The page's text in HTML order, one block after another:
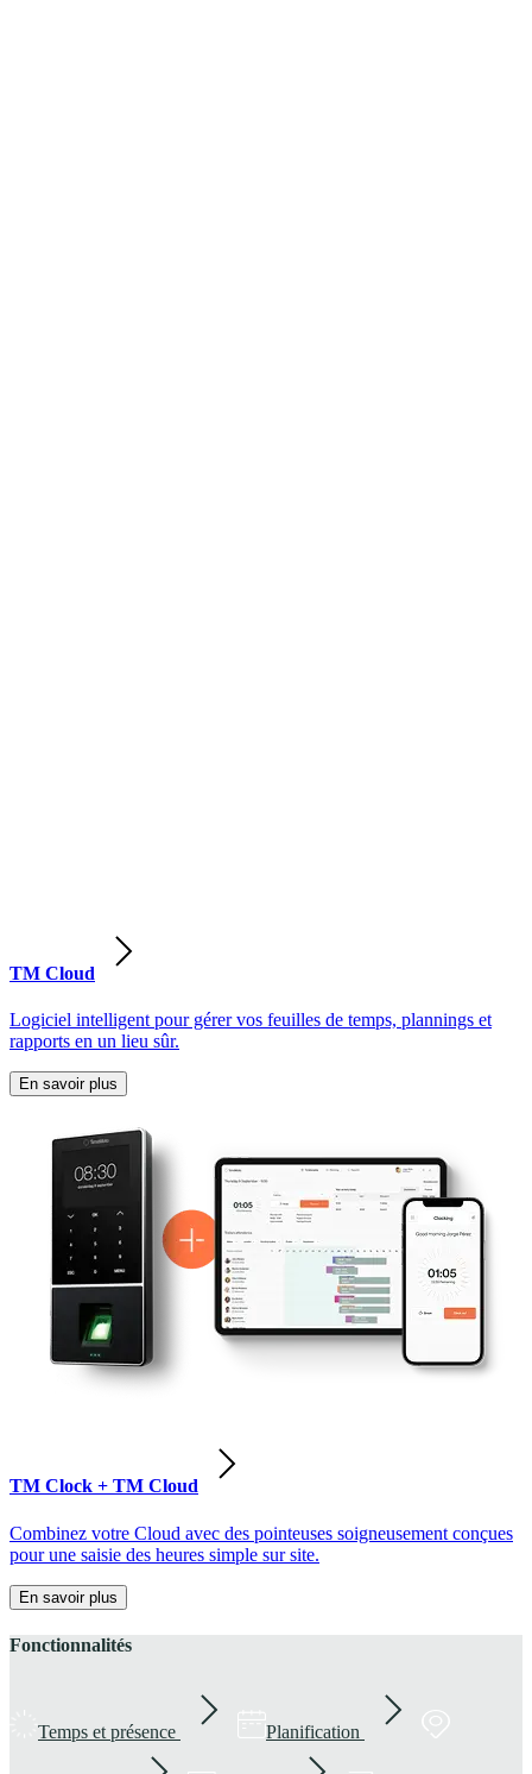
TM Cloud
Logiciel intelligent pour gérer vos feuilles de temps, plannings et
rapports en un lieu sûr.
En savoir plus
TM Clock + TM Cloud
Combinez votre Cloud avec des pointeuses soigneusement conçues
pour une saisie des heures simple sur site.
En savoir plus
Fonctionnalités
Temps et présence Planification